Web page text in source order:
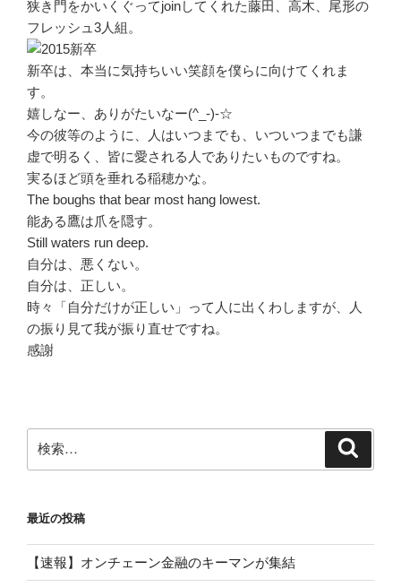
狭き門をかいくぐってjoinしてくれた藤田、高木、尾形の
フレッシュ3人組。
新卒は、本当に気持ちいい笑顔を僕らに向けてくれま
す。
嬉しなー、ありがたいなー(^_-)-☆
今の彼等のように、人はいつまでも、いついつまでも謙
虚で明るく、皆に愛される人でありたいものですね。
実るほど頭を垂れる稲穂かな。
The boughs that bear most hang lowest.
能ある鷹は爪を隠す。
Still waters run deep.
自分は、悪くない。
自分は、正しい。
時々「自分だけが正しい」って人に出くわしますが、人
の振り見て我が振り直せですね。
感謝
索:
最近の投稿
【速報】オンチェーン金融のキーマンが集結